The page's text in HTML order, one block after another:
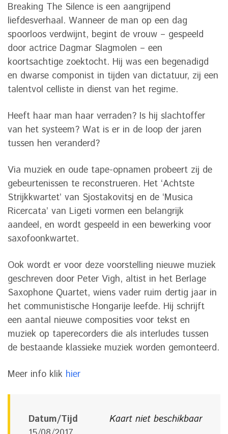
Breaking The Silence is een aangrijpend
liefdesverhaal. Wanneer de man op een dag
spoorloos verdwijnt, begint de vrouw – gespeeld
door actrice Dagmar Slagmolen – een
koortsachtige zoektocht. Hij was een begenadigd
en dwarse componist in tijden van dictatuur, zij een
talentvol celliste in dienst van het regime.
Heeft haar man haar verraden? Is hij slachtoffer
van het systeem? Wat is er in de loop der jaren
tussen hen veranderd?
Via muziek en oude tape-opnamen probeert zij de
gebeurtenissen te reconstrueren. Het ‘Achtste
Strijkkwartet’ van Sjostakovitsj en de ‘Musica
Ricercata’ van Ligeti vormen een belangrijk
aandeel, en wordt gespeeld in een bewerking voor
saxofoonkwartet.
Ook wordt er voor deze voorstelling nieuwe muziek
geschreven door Peter Vigh, altist in het Berlage
Saxophone Quartet, wiens vader ruim dertig jaar in
het communistische Hongarije leefde. Hij schrijft
een aantal nieuwe composities voor tekst en
muziek op taperecorders die als interludes tussen
de bestaande klassieke muziek worden gemonteerd.
Meer info klik hier
Kaart niet beschikbaar
Datum/Tijd